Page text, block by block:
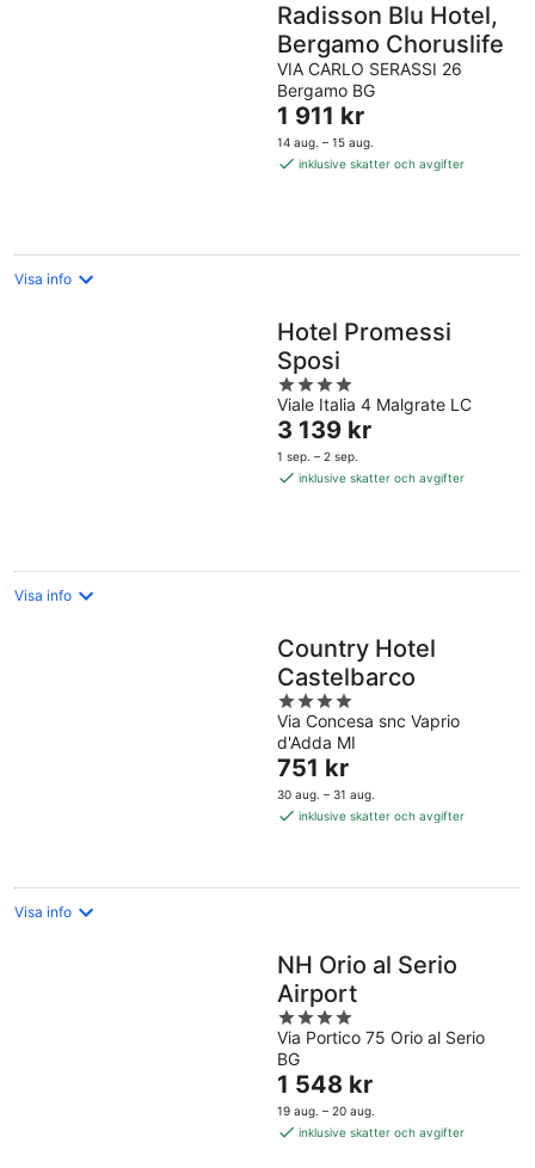
Radisson Blu Hotel,
Bergamo Choruslife
VIA CARLO SERASSI 26
Bergamo BG
Priset
är
1 911 kr
1 911 kr
14 aug. – 15 aug.
inklusive skatter och avgifter
Visa info
Hotel Promessi
Sposi
4
out
of
5
Viale Italia 4 Malgrate LC
Priset
är
3 139 kr
3 139 kr
1 sep. – 2 sep.
inklusive skatter och avgifter
Visa info
Country Hotel
Castelbarco
4
out
of
5
Via Concesa snc Vaprio
d'Adda MI
Priset
är
751 kr
751 kr
30 aug. – 31 aug.
inklusive skatter och avgifter
Visa info
NH Orio al Serio
Airport
4
out
of
5
Via Portico 75 Orio al Serio
BG
Priset
är
1 548 kr
1 548 kr
19 aug. – 20 aug.
inklusive skatter och avgifter